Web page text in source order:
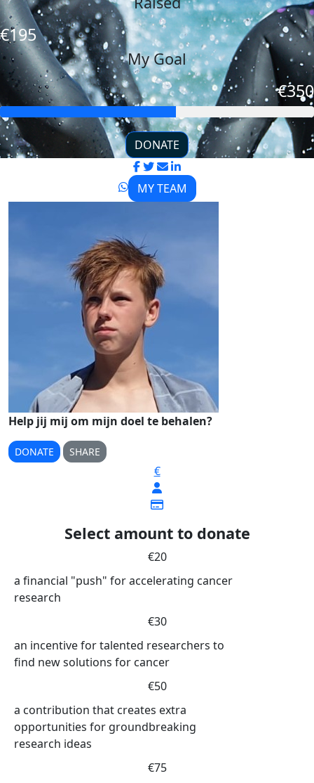
€195
My Goal
€350
DONATE
MY TEAM
Help jij mij om mijn doel te behalen?
DONATE SHARE
€
Select amount to donate
€20
a financial "push" for accelerating cancer
research
€30
an incentive for talented researchers to
find new solutions for cancer
€50
a contribution that creates extra
opportunities for groundbreaking
research ideas
€75